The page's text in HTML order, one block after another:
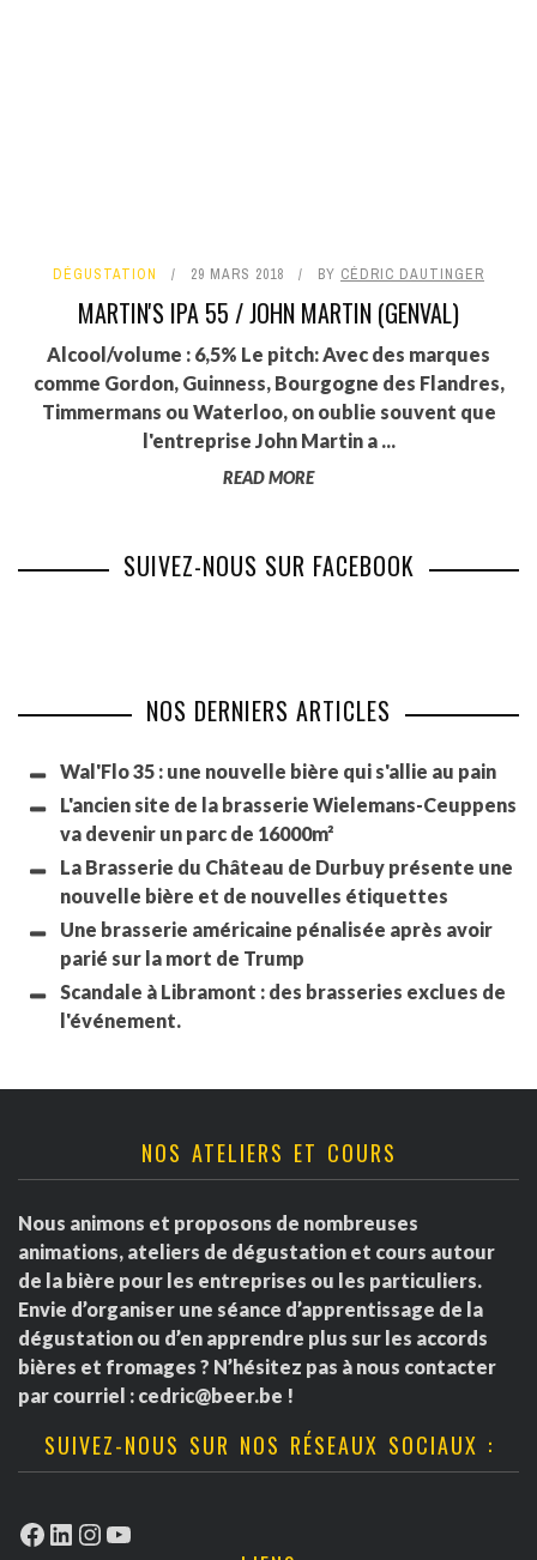
DÉGUSTATION 29 MARS 2018 BY CÉDRIC DAUTINGER
MARTIN'S IPA 55 / JOHN MARTIN (GENVAL)
Alcool/volume : 6,5% Le pitch: Avec des marques
comme Gordon, Guinness, Bourgogne des Flandres,
Timmermans ou Waterloo, on oublie souvent que
l'entreprise John Martin a ...
READ MORE
SUIVEZ-NOUS SUR FACEBOOK
NOS DERNIERS ARTICLES
Wal'Flo 35 : une nouvelle bière qui s'allie au pain
L'ancien site de la brasserie Wielemans-Ceuppens
va devenir un parc de 16000m²
La Brasserie du Château de Durbuy présente une
nouvelle bière et de nouvelles étiquettes
Une brasserie américaine pénalisée après avoir
parié sur la mort de Trump
Scandale à Libramont : des brasseries exclues de
l'événement.
NOS ATELIERS ET COURS
Nous animons et proposons de nombreuses
animations, ateliers de dégustation et cours autour
de la bière pour les entreprises ou les particuliers.
Envie d’organiser une séance d’apprentissage de la
dégustation ou d’en apprendre plus sur les accords
bières et fromages ? N’hésitez pas à nous contacter
par courriel : cedric@beer.be !
SUIVEZ-NOUS SUR NOS RÉSEAUX SOCIAUX :
Facebook
LinkedIn
Instagram
YouTube